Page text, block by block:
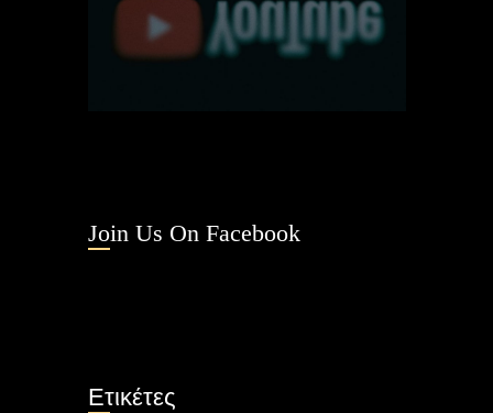
Join Us On Facebook
Ετικέτες